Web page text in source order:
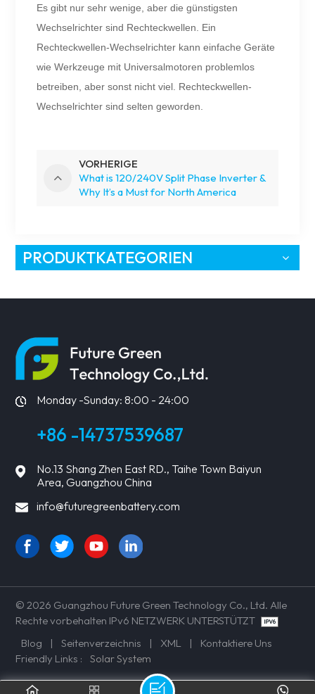
Es gibt nur sehr wenige, aber die günstigsten
Wechselrichter sind Rechteckwellen. Ein
Rechteckwellen-Wechselrichter kann einfache Geräte
wie Werkzeuge mit Universalmotoren problemlos
betreiben, aber sonst nicht viel. Rechteckwellen-
Wechselrichter sind selten geworden.
VORHERIGE
What is 120/240V Split Phase Inverter &
Why It’s a Must for North America
PRODUKTKATEGORIEN
Monday -Sunday: 8:00 - 24:00
+86 -14737539687
No.13 Shang Zhen East RD., Taihe Town Baiyun
Area, Guangzhou China
info@futuregreenbattery.com
© 2026 Guangzhou Future Green Technology Co., Ltd. Alle
Rechte vorbehalten IPv6 NETZWERK UNTERSTÜTZT
Blog
| Seitenverzeichnis | XML |
Kontaktiere Uns
Friendly Links :
Solar System